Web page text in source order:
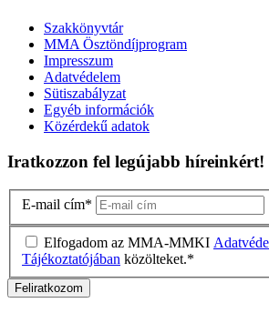
Szakkönyvtár
MMA Ösztöndíjprogram
Impresszum
Adatvédelem
Sütiszabályzat
Egyéb információk
Közérdekű adatok
Iratkozzon fel legújabb híreinkért!
E-mail cím*
Elfogadom az MMA-MMKI
Tájékoztatójában közölteket.*